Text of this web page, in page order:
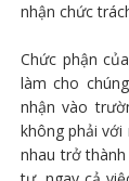
nhận chức
Chức phận
làm cho
nhận vào
không phải
nhau trở